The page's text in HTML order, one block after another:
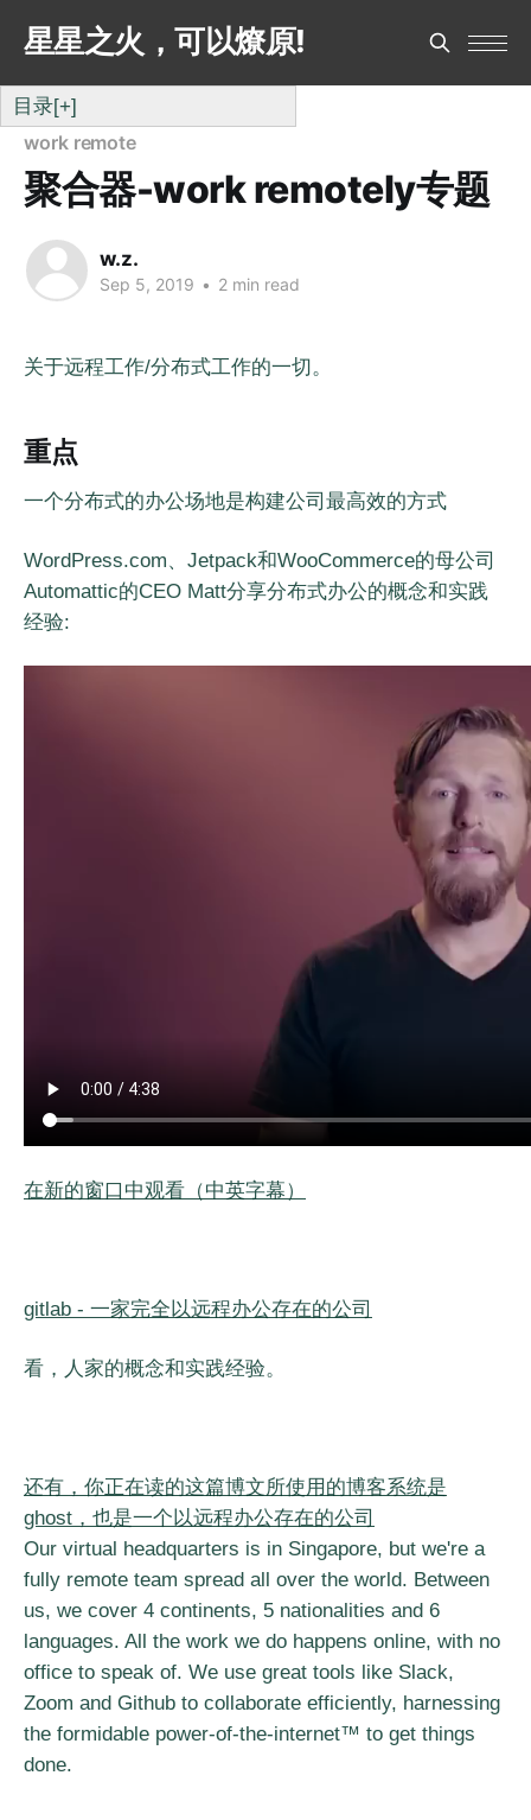
星星之火，可以燎原!
目录[+]
work remote
聚合器-work remotely专题
w.z.
Sep 5, 2019 • 2 min read
关于远程工作/分布式工作的一切。
重点
一个分布式的办公场地是构建公司最高效的方式
WordPress.com、Jetpack和WooCommerce的母公司
Automattic的CEO Matt分享分布式办公的概念和实践
经验:
在新的窗口中观看（中英字幕）
gitlab - 一家完全以远程办公存在的公司
看，人家的概念和实践经验。
还有，你正在读的这篇博文所使用的博客系统是
ghost，也是一个以远程办公存在的公司
Our virtual headquarters is in Singapore, but we're a
fully remote team spread all over the world. Between
us, we cover 4 continents, 5 nationalities and 6
languages. All the work we do happens online, with no
office to speak of. We use great tools like Slack,
Zoom and Github to collaborate efficiently, harnessing
the formidable power-of-the-internet™ to get things
done.